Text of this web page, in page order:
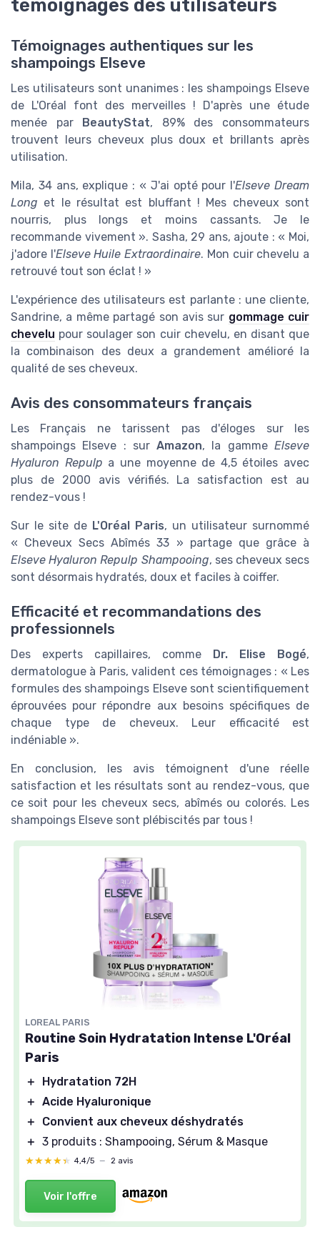
témoignages des utilisateurs
Témoignages authentiques sur les
shampoings Elseve
Les utilisateurs sont unanimes : les shampoings Elseve
de L'Oréal font des merveilles ! D'après une étude
menée par BeautyStat, 89% des consommateurs
trouvent leurs cheveux plus doux et brillants après
utilisation.
Mila, 34 ans, explique : « J'ai opté pour l'Elseve Dream
Long et le résultat est bluffant ! Mes cheveux sont
nourris, plus longs et moins cassants. Je le
recommande vivement ». Sasha, 29 ans, ajoute : « Moi,
j'adore l'Elseve Huile Extraordinaire. Mon cuir chevelu a
retrouvé tout son éclat ! »
L'expérience des utilisateurs est parlante : une cliente,
Sandrine, a même partagé son avis sur gommage cuir
chevelu pour soulager son cuir chevelu, en disant que
la combinaison des deux a grandement amélioré la
qualité de ses cheveux.
Avis des consommateurs français
Les Français ne tarissent pas d'éloges sur les
shampoings Elseve : surAmazon, la gammeElseve
Hyaluron Repulp a une moyenne de 4,5 étoiles avec
plus de 2000 avis vérifiés. La satisfaction est au
rendez-vous !
Sur le site de L'Oréal Paris, un utilisateur surnommé
« Cheveux Secs Abîmés 33 » partage que grâce à
Elseve Hyaluron Repulp Shampooing, ses cheveux secs
sont désormais hydratés, doux et faciles à coiffer.
Efficacité et recommandations des
professionnels
Des experts capillaires, comme Dr. Elise Bogé,
dermatologue à Paris, valident ces témoignages : « Les
formules des shampoings Elseve sont scientifiquement
éprouvées pour répondre aux besoins spécifiques de
chaque type de cheveux. Leur efficacité est
indéniable ».
En conclusion, les avis témoignent d'une réelle
satisfaction et les résultats sont au rendez-vous, que
ce soit pour les cheveux secs, abîmés ou colorés. Les
shampoings Elseve sont plébiscités par tous !
LOREAL PARIS
Routine Soin Hydratation Intense L'Oréal
Paris
＋
Hydratation 72H
＋ Acide Hyaluronique
＋
Convient aux cheveux déshydratés
＋ 3 produits : Shampooing, Sérum & Masque
★★★★★
★★★★★ 4,4/5 — 2 avis
Voir l'offre